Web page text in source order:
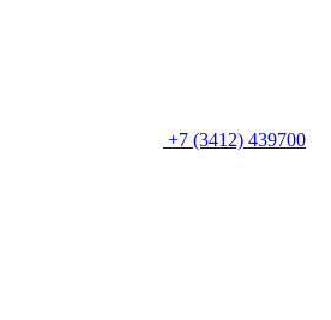
+7 (3412) 439700